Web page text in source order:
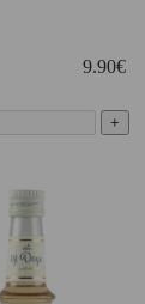
9.90€
+